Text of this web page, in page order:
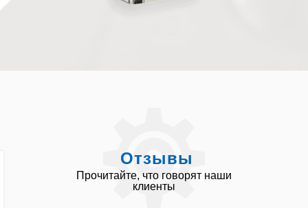
Отзывы
Прочитайте, что говорят наши
клиенты